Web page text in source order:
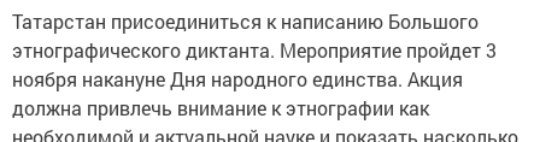
Татарстан присоединиться к написанию Большого
этнографического диктанта. Мероприятие пройдет 3
ноября накануне Дня народного единства. Акция
должна привлечь внимание к этнографии как